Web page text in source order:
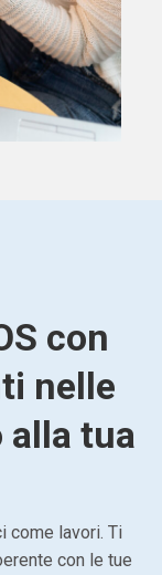
con
nelle
alla tua
come lavori. Ti
con le tue